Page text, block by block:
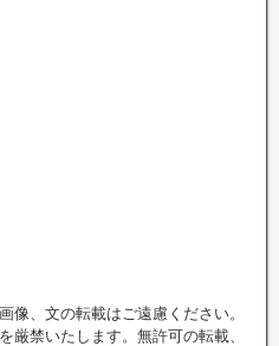
、文の転載はご遠慮ください。
厳禁いたします。無許可の転載、